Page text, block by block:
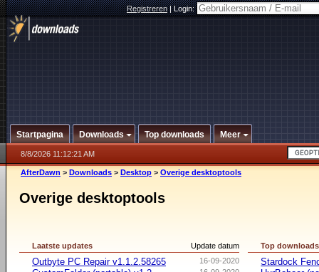
Registreren|Login:
Startpagina Downloads Top downloads Meer
8/8/2026 11:12:21 AM
AfterDawn > Downloads > Desktop > Overige desktoptools
Overige desktoptools
Update datum
Laatste updates
16-09-2020
Outbyte PC Repair v1.1.2.58265
Top downloads
Stardock